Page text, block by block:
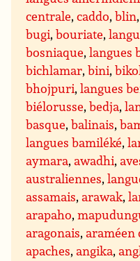
centrale,caddo,blin
bugi,bouriate,
bosniaque,langues
bichlamar,bini,
bhojpuri,langues
biélorusse,bedja,
basque,balinais,
langues bamiléké,
aymara,awadhi,
australiennes,
assamais,arawak,
arapaho,
aragonais,araméen
apaches,angika,